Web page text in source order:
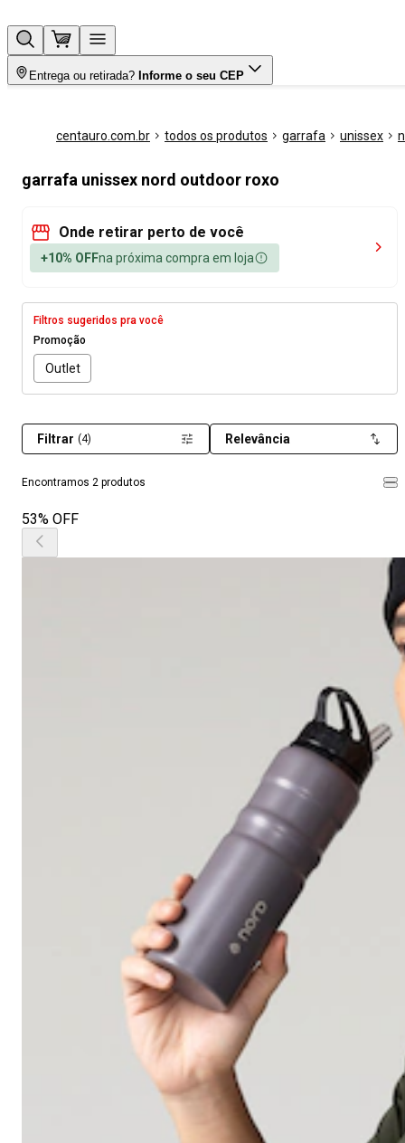
Entrega ou retirada? Informe o seu CEP
centauro.com.br todos os produtos garrafa unissex
garrafa unissex nord outdoor roxo
Onde retirar perto de você
+10% OFFna próxima compra em loja
Filtros sugeridos pra você
Promoção
Outlet
Encontramos 2 produtos
Filtrar (4) Relevância
53% OFF